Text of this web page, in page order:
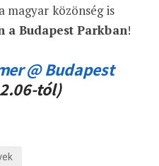
magyar közönség is
a Budapest Parkban!
@ Budapest
tól)